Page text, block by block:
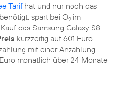
Tarif hat und nur noch das
benötigt, spart bei O2 im
des Samsung Galaxy S8
kurzzeitig auf 601 Euro.
mit einer Anzahlung
monatlich über 24 Monate